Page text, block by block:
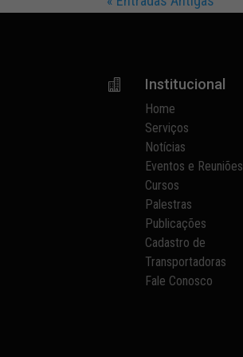
 Institucional
Home
Serviços
Notícias
Eventos e Reuniões
Cursos
Palestras
Publicações
Cadastro de
Transportadoras
Fale Conosco